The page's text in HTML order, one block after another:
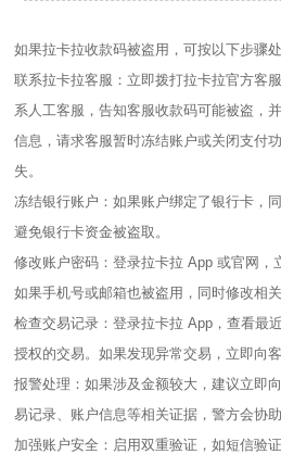
如果拉卡拉收款码被盗用，可按以下步骤处
联系拉卡拉客服：立即拨打拉卡拉官方客
系人工客服，告知客服收款码可能被盗，
信息，请求客服暂时冻结账户或关闭支付
失。
冻结银行账户：如果账户绑定了银行卡，
避免银行卡资金被盗取。
修改账户密码：登录拉卡拉 App 或官网，
如果手机号或邮箱也被盗用，同时修改相关
检查交易记录：登录拉卡拉 App，查看最
授权的交易。如果发现异常交易，立即向
报警处理：如果涉及金额较大，建议立即
易记录、账户信息等相关证据，警方会协
加强账户安全：启用双重验证，如短信验